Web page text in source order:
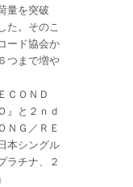
量を突破
た。そのこ
ード協会か
つまで増や
ＣＯＮＤ
』と２ｎｄ
ＮＧ／ＲＥ
本シングル
ラチナ、２